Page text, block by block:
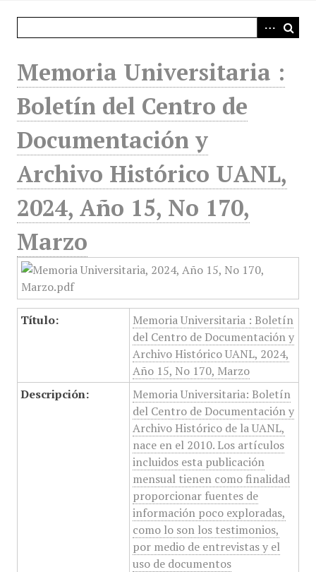
Memoria Universitaria :
Boletín del Centro de
Documentación y
Archivo Histórico UANL,
2024, Año 15, No 170,
Marzo
Título:
Memoria Universitaria : Boletín
del Centro de Documentación y
Archivo Histórico UANL, 2024,
Año 15, No 170, Marzo
Descripción:
Memoria Universitaria: Boletín
del Centro de Documentación y
Archivo Histórico de la UANL,
nace en el 2010. Los artículos
incluidos esta publicación
mensual tienen como finalidad
proporcionar fuentes de
información poco exploradas,
como lo son los testimonios,
por medio de entrevistas y el
uso de documentos